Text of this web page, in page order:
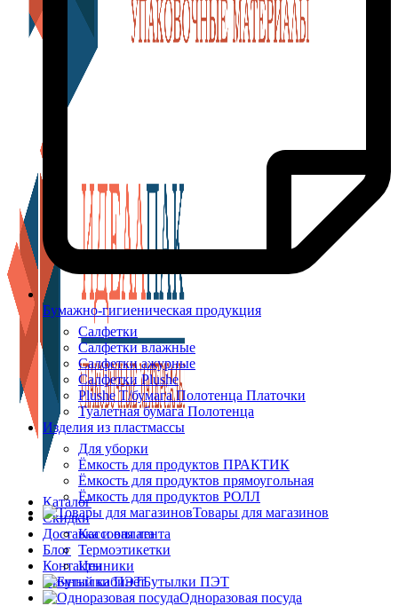
Каталог
Скидки
Доставка и оплата
Блог
Контакты
Личный кабинет
Бумажно-гигиеническая продукция
Салфетки
Салфетки влажные
Салфетки ажурные
Салфетки Plushe
Plushe Т/бумага Полотенца Платочки
Туалетная бумага Полотенца
Изделия из пластмассы
Для уборки
Ёмкость для продуктов ПРАКТИК
Ёмкость для продуктов прямоугольная
Ёмкость для продуктов РОЛЛ
Товары для магазинов
Кассовая лента
Термоэтикетки
Ценники
Бутылки ПЭТ
Одноразовая посуда